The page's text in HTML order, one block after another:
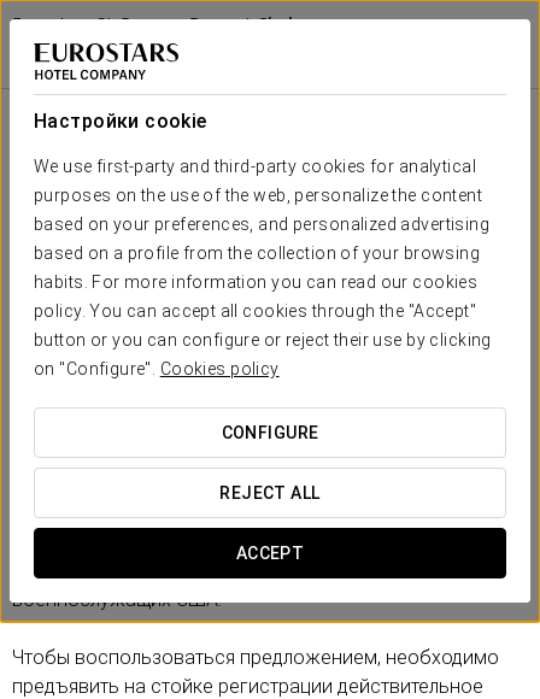
Настройки cookie
We use first-party and third-party cookies for analytical
purposes on the use of the web, personalize the content
based on your preferences, and personalized advertising
based on a profile from the collection of your browsing
habits. For more information you can read our cookies
policy. You can accept all cookies through the "Accept"
button or you can configure or reject their use by clicking
on "Configure". Cookies policy
CONFIGURE
REJECT ALL
ACCEPT
Eurostars St Gregory Dupont Circle
Georgetown
ВАШИНГТОНUs Military Discount – Special Rate
US Military Discount – Special Rate
В Eurostars St Gregory Dupont Circle Georgetown мы хотим
выразить благодарность военнослужащим
Вооружённых сил США.
Поэтому мы предлагаем специальный эксклюзивный
тариф с промокодом
военнослужащих США.
Чтобы воспользоваться предложением, необходимо
предъявить на стойке регистрации действительное